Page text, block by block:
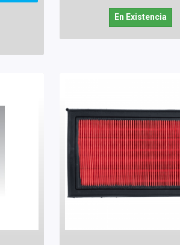
En Existencia